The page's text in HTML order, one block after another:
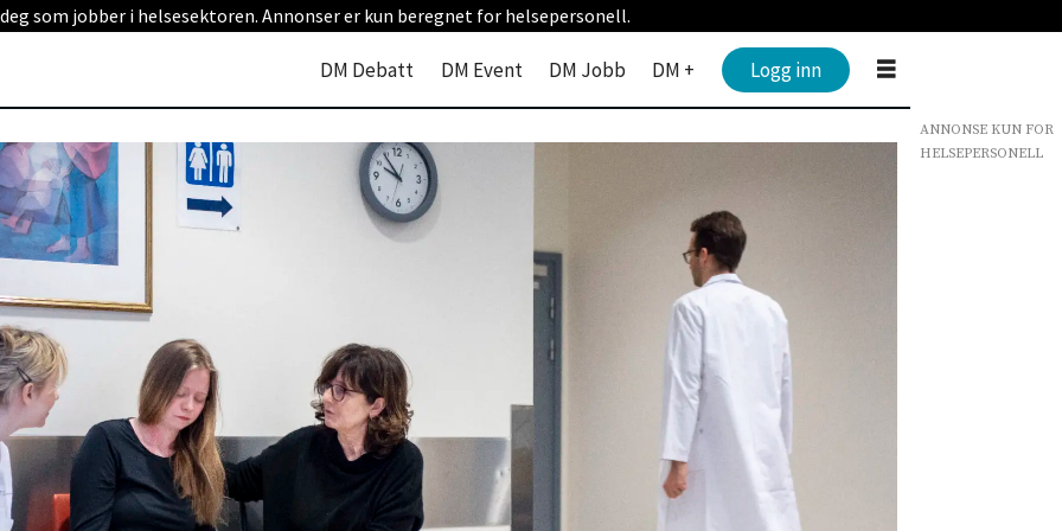
som jobber i helsesektoren. Annonser er kun beregnet for helsepersonell.
DM Debatt DM Event DM Jobb DM + Logg inn
ANNONSE KUN FOR
HELSEPERSONELL